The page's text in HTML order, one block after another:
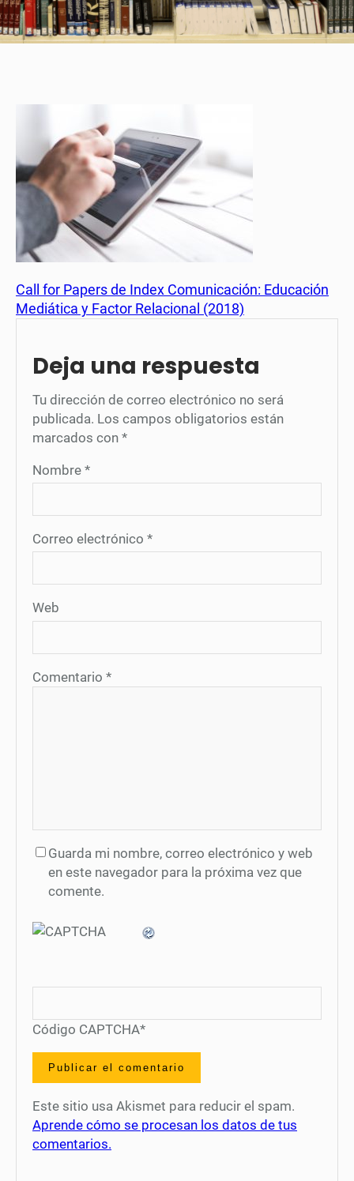
Call for Papers de Index Comunicación: Educación
Mediática y Factor Relacional (2018)
Deja una respuesta
Tu dirección de correo electrónico no será
publicada. Los campos obligatorios están
marcados con *
Nombre *
Correo electrónico *
Web
Comentario *
Guarda mi nombre, correo electrónico y web
en este navegador para la próxima vez que
comente.
Código CAPTCHA*
Este sitio usa Akismet para reducir el spam.
Aprende cómo se procesan los datos de tus
comentarios.